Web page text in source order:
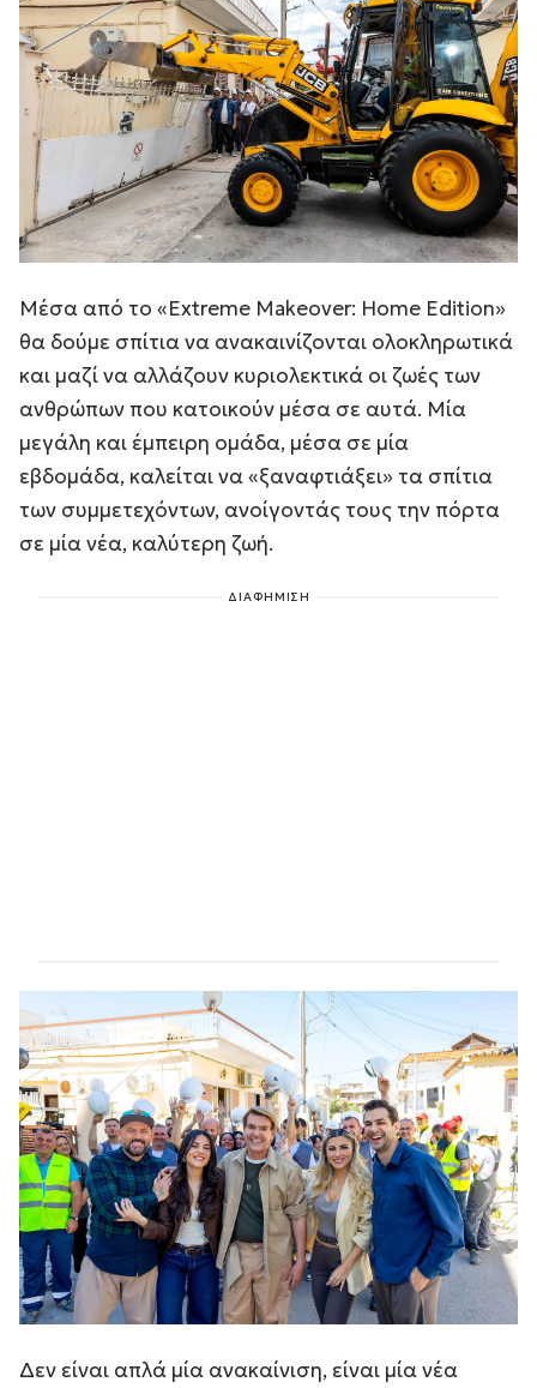
Μέσα από το «Extreme Makeover: Home Edition»
θα δούμε σπίτια να ανακαινίζονται ολοκληρωτικά
και μαζί να αλλάζουν κυριολεκτικά οι ζωές των
ανθρώπων που κατοικούν μέσα σε αυτά. Μία
μεγάλη και έμπειρη ομάδα, μέσα σε μία
εβδομάδα, καλείται να «ξαναφτιάξει» τα σπίτια
των συμμετεχόντων, ανοίγοντάς τους την πόρτα
σε μία νέα, καλύτερη ζωή.
ΔΙΑΦΗΜΙΣΗ
Δεν είναι απλά μία ανακαίνιση, είναι μία νέα